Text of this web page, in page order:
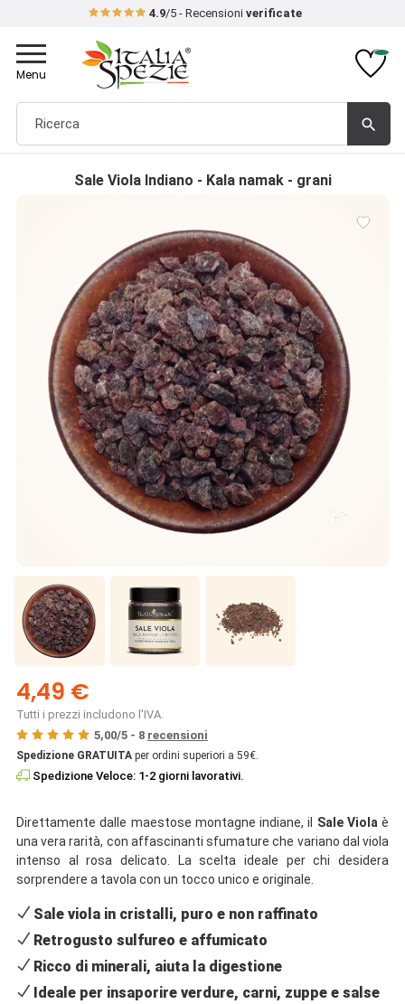
4.9/5 - Recensioni verificate
search
Toggle
navigation
Menu
Sale Viola Indiano - Kala namak - grani

4,49 €
Tutti i prezzi includono l'IVA.
5,00/5 - 8 recensioni
Spedizione GRATUITA per ordini superiori a 59€.
Spedizione Veloce: 1-2 giorni lavorativi.
Direttamente dalle maestose montagne indiane, il Sale Viola è
una vera rarità, con affascinanti sfumature che variano dal viola
intenso al rosa delicato. La scelta ideale per chi desidera
sorprendere a tavola con un tocco unico e originale.
Sale viola in cristalli, puro e non raffinato
Retrogusto sulfureo e affumicato
Ricco di minerali, aiuta la digestione
Ideale per insaporire verdure, carni, zuppe e salse